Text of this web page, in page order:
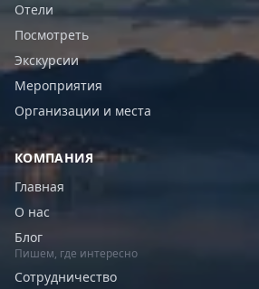
Отели
Посмотреть
Экскурсии
Мероприятия
Организации и места
КОМПАНИЯ
Главная
О нас
Блог
Пишем, где интересно
Сотрудничество